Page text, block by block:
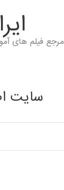
مرجع فیلم های
سایت